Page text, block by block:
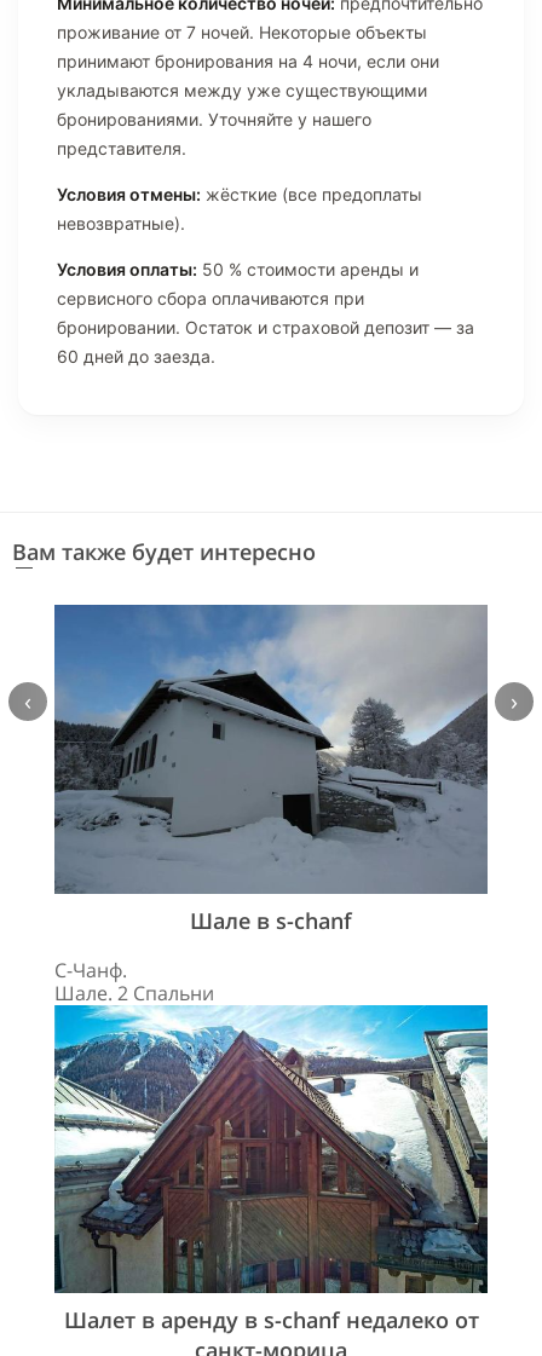
проживание от 7 ночей. Некоторые объекты
принимают бронирования на 4 ночи, если они
укладываются между уже существующими
бронированиями. Уточняйте у нашего
представителя.
Условия отмены: жёсткие (все предоплаты
невозвратные).
Условия оплаты: 50 % стоимости аренды и
сервисного сбора оплачиваются при
бронировании. Остаток и страховой депозит — за
60 дней до заезда.
Вам также будет интересно
Шале в s-chanf
С-Чанф.
Шале. 2 Спальни
Шалет в аренду в s-chanf недалеко от
‹ ›